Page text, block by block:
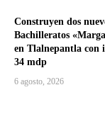
Construyen dos
Bachilleratos
en Tlalnepantla con
34 mdp
6 agosto, 2026